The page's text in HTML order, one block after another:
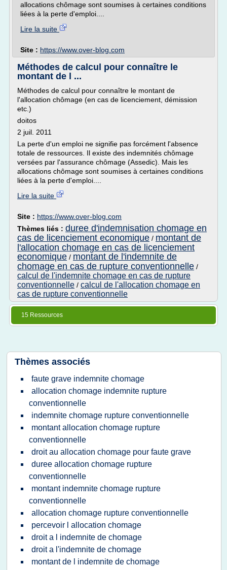
allocations chômage sont soumises à certaines conditions
liées à la perte d'emploi....
Lire la suite
Site : https://www.over-blog.com
Méthodes de calcul pour connaître le
montant de l ...
Méthodes de calcul pour connaître le montant de
l'allocation chômage (en cas de licenciement, démission
etc.)
doitos
2 juil. 2011
La perte d'un emploi ne signifie pas forcément l'absence
totale de ressources. Il existe des indemnités chômage
versées par l'assurance chômage (Assedic). Mais les
allocations chômage sont soumises à certaines conditions
liées à la perte d'emploi....
Lire la suite
Site : https://www.over-blog.com
Thèmes liés : duree d'indemnisation chomage en
cas de licenciement economique / montant de
l'allocation chomage en cas de licenciement
economique / montant de l'indemnite de
chomage en cas de rupture conventionnelle /
calcul de l'indemnite chomage en cas de rupture
conventionnelle / calcul de l'allocation chomage en
cas de rupture conventionnelle
15 Ressources
Thèmes associés
faute grave indemnite chomage
allocation chomage indemnite rupture
conventionnelle
indemnite chomage rupture conventionnelle
montant allocation chomage rupture
conventionnelle
droit au allocation chomage pour faute grave
duree allocation chomage rupture
conventionnelle
montant indemnite chomage rupture
conventionnelle
allocation chomage rupture conventionnelle
percevoir l allocation chomage
droit a l indemnite de chomage
droit a l'indemnite de chomage
montant de l indemnite de chomage